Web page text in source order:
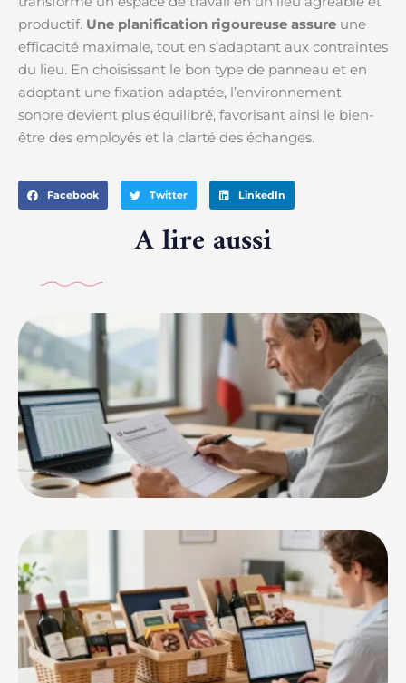
productif. Une planification rigoureuse assure une
efficacité maximale, tout en s’adaptant aux contraintes
du lieu. En choisissant le bon type de panneau et en
adoptant une fixation adaptée, l’environnement
sonore devient plus équilibré, favorisant ainsi le bien-
être des employés et la clarté des échanges.
Facebook Twitter LinkedIn
A lire aussi